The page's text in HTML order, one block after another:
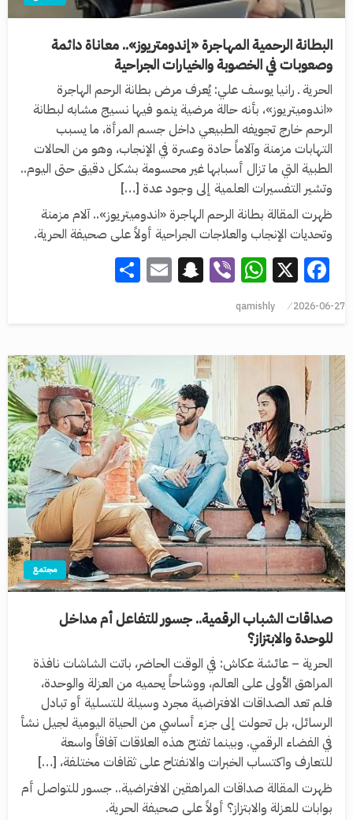
البطانة الرحمية المهاجرة «إندومتريوز».. معاناة دائمة
وصعوبات في الخصوبة والخيارات الجراحية
الحرية ـ رانيا يوسف علي: يُعرف مرض بطانة الرحم الهاجرة
«اندوميتريوز»، بأنه حالة مرضية ينمو فيها نسيج مشابه لبطانة
الرحم خارج تجويفه الطبيعي داخل جسم المرأة، ما يسبب
التهابات مزمنة وآلاماً حادة وعسرة في الإنجاب، وهو من الحالات
الطبية التي ما تزال أسبابها غير محسومة بشكل دقيق حتى اليوم..
وتشير التفسيرات العلمية إلى وجود عدة […]
ظهرت المقالة بطانة الرحم الهاجرة «اندوميتريوز».. آلام مزمنة
وتحديات الإنجاب والعلاجات الجراحية أولاً على صحيفة الحرية.
Facebook
X
WhatsApp
Viber
Snapchat
Email
2026-06-27
qamishly
مجتمع
صداقات الشباب الرقمية.. جسور للتفاعل أم مداخل
للوحدة والابتزاز؟
الحرية – عائشة عكاش: في الوقت الحاضر، باتت الشاشات نافذة
المراهق الأولى على العالم، ووشاحاً يحميه من العزلة والوحدة،
فلم تعد الصداقات الافتراضية مجرد وسيلة للتسلية أو تبادل
الرسائل، بل تحولت إلى جزء أساسي من الحياة اليومية لجيل نشأ
في الفضاء الرقمي. وبينما تفتح هذه العلاقات آفاقاً واسعة
للتعارف واكتساب الخبرات والانفتاح على ثقافات مختلفة، […]
ظهرت المقالة صداقات المراهقين الافتراضية.. جسور للتواصل أم
بوابات للعزلة والابتزاز؟ أولاً على صحيفة الحرية.